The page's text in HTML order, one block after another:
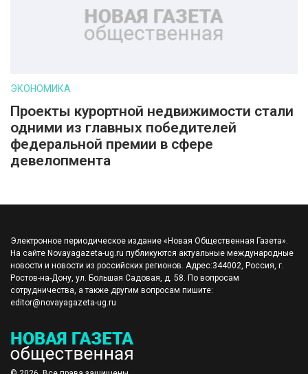
ЭКОНОМИКА
Проекты курортной недвижимости стали
одними из главных победителей
федеральной премии в сфере
девелопмента
Электронное периодическое издание «Новая Общественная Газета».
На сайте Novayagazeta-ug.ru публикуются актуальные международные
новости и новости из российских регионов. Адрес:344002, Россия, г.
Ростов-на-Дону, ул. Большая Садовая, д. 58. По вопросам
сотрудничества, а также другим вопросам пишите:
editor@novayagazeta-ug.ru